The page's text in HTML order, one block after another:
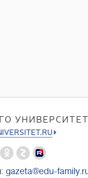
gazeta@edu-